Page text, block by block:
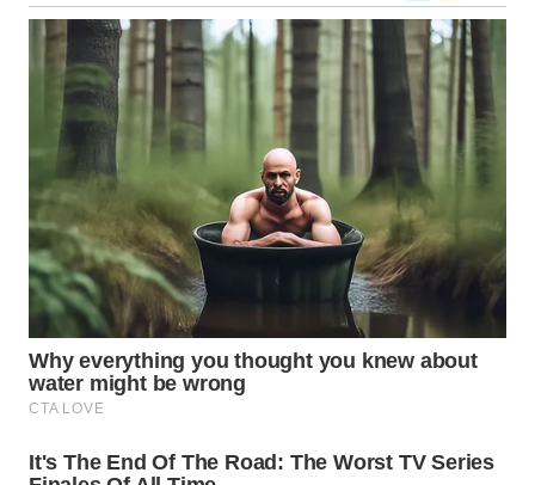
WN
NUSANTARA
WN
JOGJA
WN
JATIM
WN
BALI
WN
KALBAR
WN